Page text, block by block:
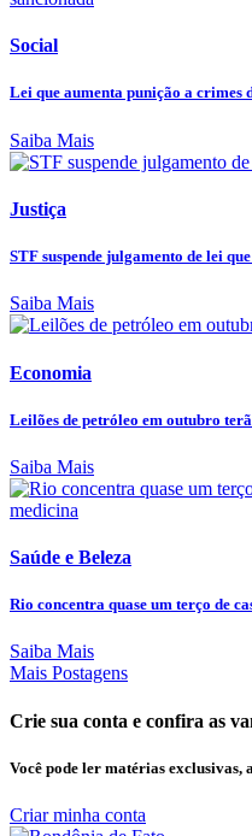
Social
Lei que aumenta punição a crimes
Saiba Mais
Justiça
STF suspende julgamento de lei
Saiba Mais
Economia
Leilões de petróleo em outubro
Saiba Mais
Saúde e Beleza
Rio concentra quase um terço de
Saiba Mais
Mais Postagens
Crie sua conta e confira as
Você pode ler matérias
Criar minha conta